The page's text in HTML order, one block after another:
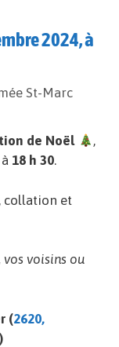
2024, à
St-Marc
de Noël
,
18 h 30.
collation et
voisins ou
(2620,
)